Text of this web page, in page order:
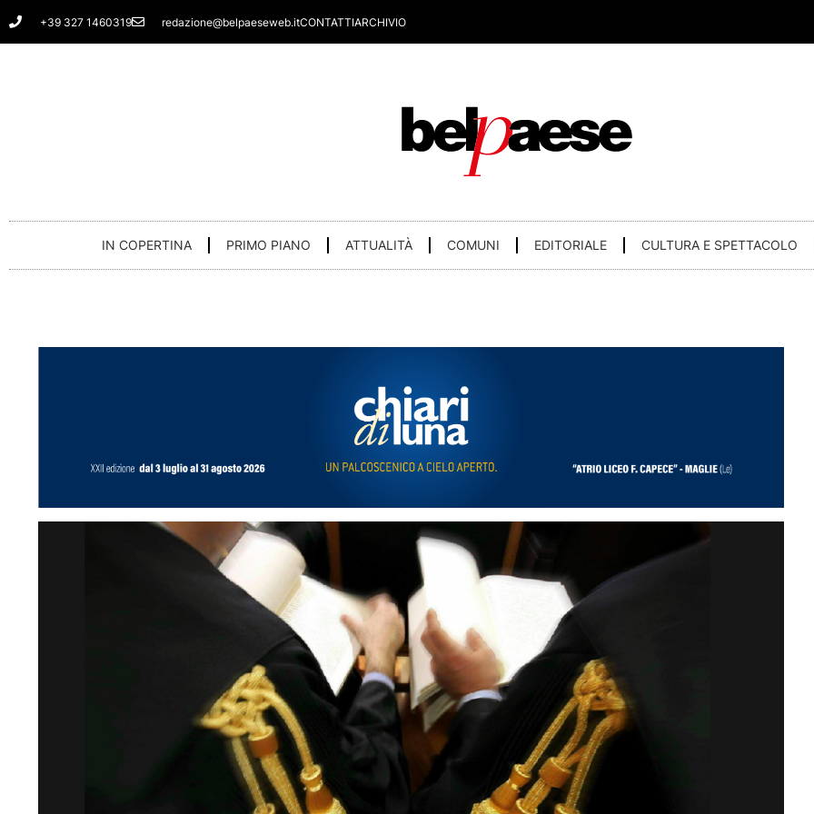
Vai
al
+39 327 1460319 redazione@belpaeseweb.itCONTATTIARCHIVIO
IN COPERTINA PRIMO PIANO ATTUALITÀ COMUNI EDITORIALE CULTURA E SPETTACOLO